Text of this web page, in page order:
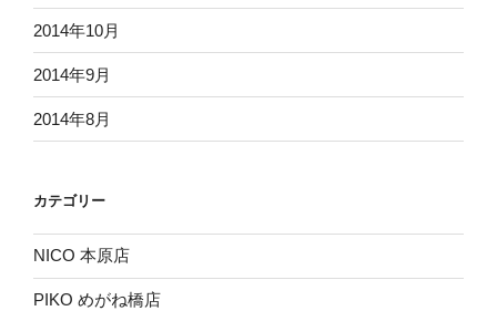
2014年10月
2014年9月
2014年8月
カテゴリー
NICO 本原店
PIKO めがね橋店